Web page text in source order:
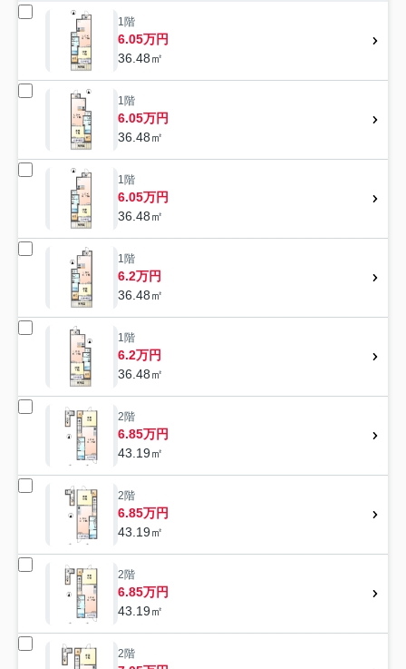
1階
6.05万円
36.48㎡
1階
6.05万円
36.48㎡
1階
6.05万円
36.48㎡
1階
6.2万円
36.48㎡
1階
6.2万円
36.48㎡
2階
6.85万円
43.19㎡
2階
6.85万円
43.19㎡
2階
6.85万円
43.19㎡
2階